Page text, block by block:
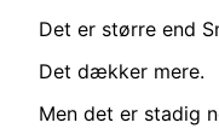
Det er større end
Det dækker mere.
Men det er stadig